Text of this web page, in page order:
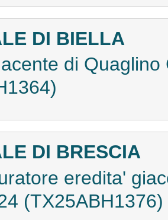
DI BIELLA
di
DI BRESCIA
eredita'
(TX25ABH1376)